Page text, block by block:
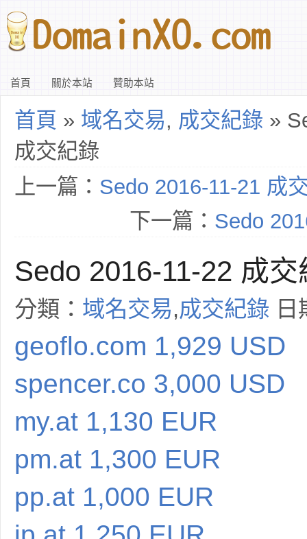
首頁 關於本站 贊助本站
首頁 » 域名交易, 成交紀錄 »
成交紀錄
上一篇： Sedo 2016-11-21 成
下一篇： Sedo
Sedo 2016-11-22 成交
分類： 域名交易,成交紀錄
geoflo.com 1,929 USD
spencer.co 3,000 USD
my.at 1,130 EUR
pm.at 1,300 EUR
pp.at 1,000 EUR